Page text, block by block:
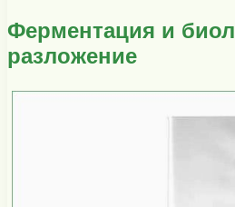
Ферментация и
разложение